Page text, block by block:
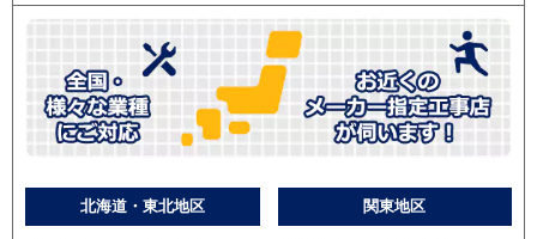
北海道・東北地区 関東地区